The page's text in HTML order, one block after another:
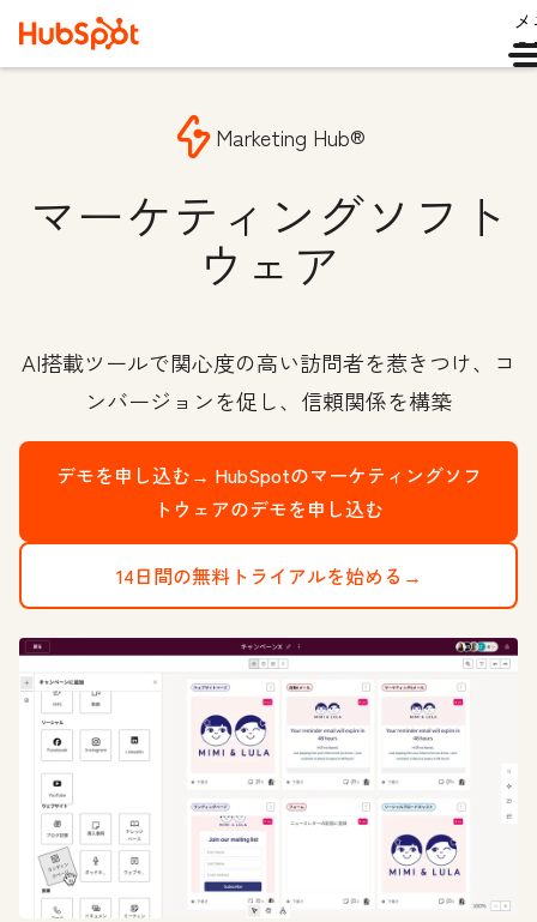
Marketing Hub®
マーケティングソフト
ウェア
AI搭載ツールで関心度の高い訪問者を惹きつけ、コ
ンバージョンを促し、信頼関係を構築
デモを申し込む→ HubSpotのマーケティングソフ
トウェアのデモを申し込む
14日間の無料トライアルを始める→